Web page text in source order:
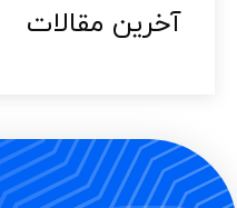
آخرین مقالات​